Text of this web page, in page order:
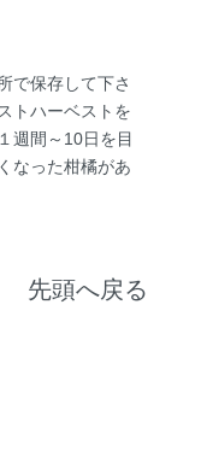
で保存して下さ
トハーベストを
週間～10日を目
なった柑橘があ
先頭へ戻る